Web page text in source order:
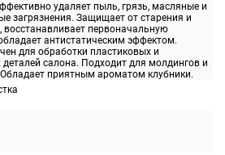
удаляет пыль, грязь, масляные и
загрязнения. Защищает от старения и
восстанавливает первоначальную
антистатическим эффектом.
для обработки пластиковых и
салона. Подходит для молдингов и
приятным ароматом клубники.